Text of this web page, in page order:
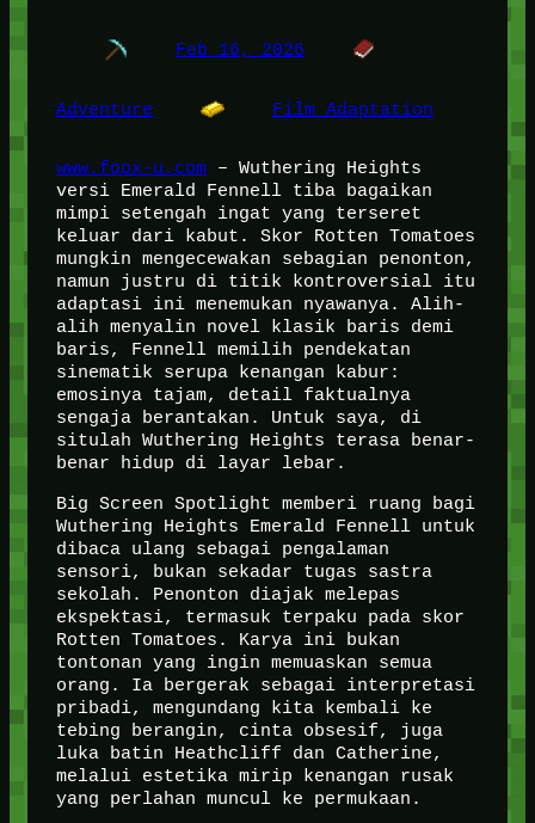
Feb 16, 2026
Adventure Film Adaptation
www.foox-u.com– Wuthering Heights
versi Emerald Fennell tiba bagaikan
mimpi setengah ingat yang terseret
keluar dari kabut. Skor Rotten Tomatoes
mungkin mengecewakan sebagian penonton,
namun justru di titik kontroversial itu
adaptasi ini menemukan nyawanya. Alih-
alih menyalin novel klasik baris demi
baris, Fennell memilih pendekatan
sinematik serupa kenangan kabur:
emosinya tajam, detail faktualnya
sengaja berantakan. Untuk saya, di
situlah Wuthering Heights terasa benar-
benar hidup di layar lebar.
Big Screen Spotlight memberi ruang bagi
Wuthering Heights Emerald Fennell untuk
dibaca ulang sebagai pengalaman
sensori, bukan sekadar tugas sastra
sekolah. Penonton diajak melepas
ekspektasi, termasuk terpaku pada skor
Rotten Tomatoes. Karya ini bukan
tontonan yang ingin memuaskan semua
orang. Ia bergerak sebagai interpretasi
pribadi, mengundang kita kembali ke
tebing berangin, cinta obsesif, juga
luka batin Heathcliff dan Catherine,
melalui estetika mirip kenangan rusak
yang perlahan muncul ke permukaan.